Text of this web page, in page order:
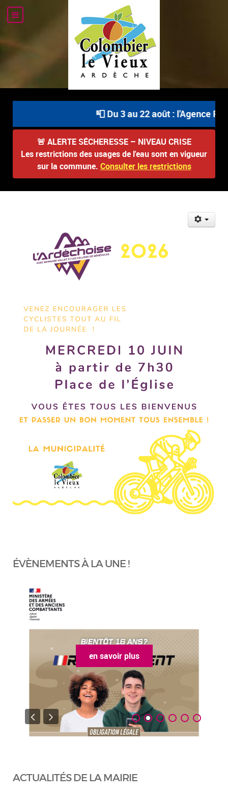
📮 Du 3 au 22 août : l'Agence
🚨 ALERTE SÉCHERESSE – NIVEAU CRISE
Les restrictions des usages de l'eau sont en vigueur
sur la commune. Consulter les restrictions
ÉVÈNEMENTS À LA UNE !
en savoir plus
ACTUALITÉS DE LA MAIRIE